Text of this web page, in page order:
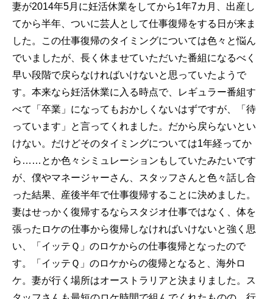
妻が2014年5月に妊活休業をしてから1年7カ月、出産し
てから半年、ついに芸人として仕事復帰をする日が来ま
した。この仕事復帰のタイミングについては色々と悩ん
でいましたが、長く休ませていただいた番組になるべく
早い段階で戻らなければいけないと思っていたようで
す。本来なら妊活休業に入る時点で、レギュラー番組す
べて「卒業」になってもおかしくないはずですが、「待
っています」と言ってくれました。だから戻らないとい
けない。だけどそのタイミングについては1年経ってか
ら……とか色々シミュレーションもしていたみたいです
が、僕やマネージャーさん、スタッフさんと色々話し合
った結果、産後半年で仕事復帰することに決めました。
妻はせっかく復帰するならスタジオ仕事ではなく、体を
張ったロケの仕事から復帰しなければいけないと強く思
い、「イッテＱ」のロケからの仕事復帰となったので
す。「イッテＱ」のロケからの復帰となると、海外ロ
ケ。妻が行く場所はオーストラリアと決まりました。ス